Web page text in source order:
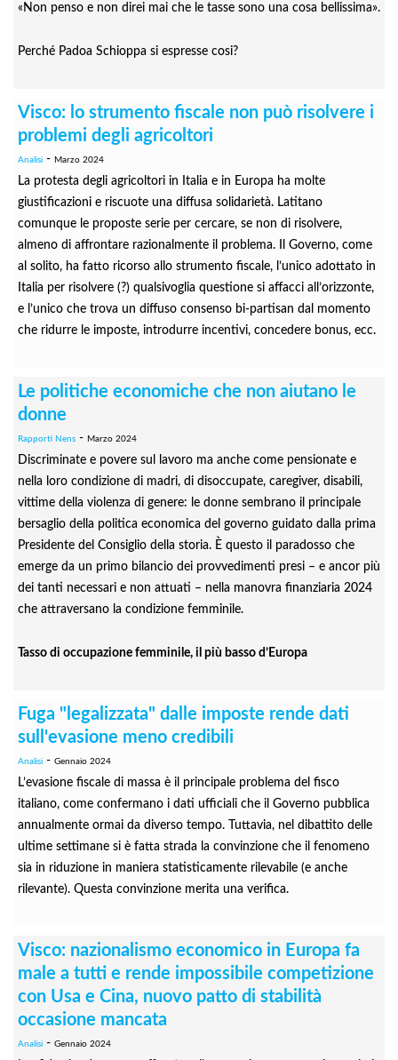
«Non penso e non direi mai che le tasse sono una cosa bellissima».
Perché Padoa Schioppa si espresse cosi?
Visco: lo strumento fiscale non può risolvere i
problemi degli agricoltori
Analisi - Marzo 2024
La protesta degli agricoltori in Italia e in Europa ha molte
giustificazioni e riscuote una diffusa solidarietà. Latitano
comunque le proposte serie per cercare, se non di risolvere,
almeno di affrontare razionalmente il problema. Il Governo, come
al solito, ha fatto ricorso allo strumento fiscale, l’unico adottato in
Italia per risolvere (?) qualsivoglia questione si affacci all’orizzonte,
e l’unico che trova un diffuso consenso bi-partisan dal momento
che ridurre le imposte, introdurre incentivi, concedere bonus, ecc.
Le politiche economiche che non aiutano le
donne
Rapporti Nens - Marzo 2024
Discriminate e povere sul lavoro ma anche come pensionate e
nella loro condizione di madri, di disoccupate, caregiver, disabili,
vittime della violenza di genere: le donne sembrano il principale
bersaglio della politica economica del governo guidato dalla prima
Presidente del Consiglio della storia. È questo il paradosso che
emerge da un primo bilancio dei provvedimenti presi – e ancor più
dei tanti necessari e non attuati – nella manovra finanziaria 2024
che attraversano la condizione femminile.
Tasso di occupazione femminile, il più basso d’Europa
Fuga "legalizzata" dalle imposte rende dati
sull'evasione meno credibili
Analisi - Gennaio 2024
L’evasione fiscale di massa è il principale problema del fisco
italiano, come confermano i dati ufficiali che il Governo pubblica
annualmente ormai da diverso tempo. Tuttavia, nel dibattito delle
ultime settimane si è fatta strada la convinzione che il fenomeno
sia in riduzione in maniera statisticamente rilevabile (e anche
rilevante). Questa convinzione merita una verifica.
Visco: nazionalismo economico in Europa fa
male a tutti e rende impossibile competizione
con Usa e Cina, nuovo patto di stabilità
occasione mancata
Analisi - Gennaio 2024